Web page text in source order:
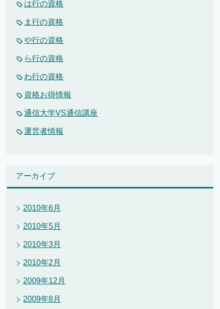
は行の資格
ま行の資格
や行の資格
ら行の資格
わ行の資格
資格お得情報
通信大学VS通信講座
運営者情報
アーカイブ
2010年6月
2010年5月
2010年3月
2010年2月
2009年12月
2009年8月